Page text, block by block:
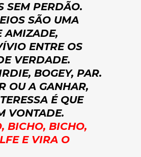
SEM PERDÃO.
SÃO UMA
AMIZADE,
ENTRE OS
VERDADE.
BOGEY, PAR.
OU A GANHAR,
É QUE
VONTADE.
BICHO, BICHO,
E VIRA O